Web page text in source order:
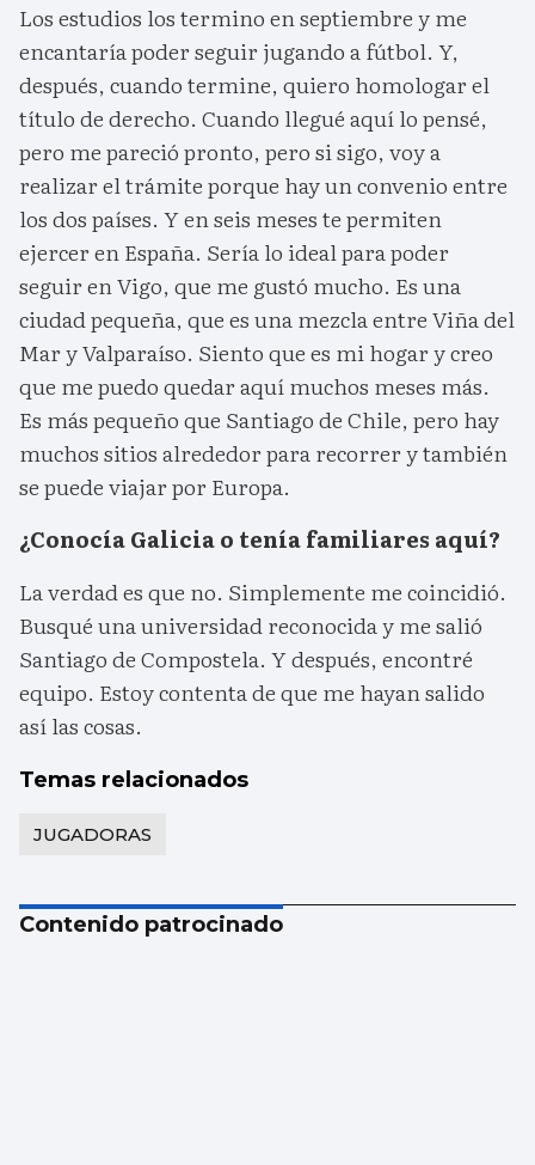
Los estudios los termino en septiembre y me
encantaría poder seguir jugando a fútbol. Y,
después, cuando termine, quiero homologar el
título de derecho. Cuando llegué aquí lo pensé,
pero me pareció pronto, pero si sigo, voy a
realizar el trámite porque hay un convenio entre
los dos países. Y en seis meses te permiten
ejercer en España. Sería lo ideal para poder
seguir en Vigo, que me gustó mucho. Es una
ciudad pequeña, que es una mezcla entre Viña del
Mar y Valparaíso. Siento que es mi hogar y creo
que me puedo quedar aquí muchos meses más.
Es más pequeño que Santiago de Chile, pero hay
muchos sitios alrededor para recorrer y también
se puede viajar por Europa.
¿Conocía Galicia o tenía familiares aquí?
La verdad es que no. Simplemente me coincidió.
Busqué una universidad reconocida y me salió
Santiago de Compostela. Y después, encontré
equipo. Estoy contenta de que me hayan salido
así las cosas.
Temas relacionados
JUGADORAS
Contenido patrocinado